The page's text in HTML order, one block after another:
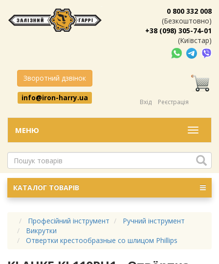
0 800 332 008
(Безкоштовно)
+38 (098) 305-74-01
(Київстар)
Зворотний дзвінок
info@iron-harry.ua
Вхід Реєстрація
Меню
МЕНЮ
КАТАЛОГ ТОВАРІВ
Професійний інструмент
Ручний інструмент
Викрутки
Отвертки крестообразные со шлицом Phillips